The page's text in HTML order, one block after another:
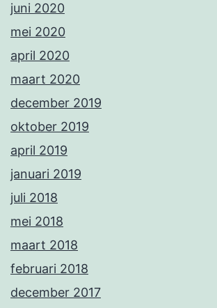
juni 2020
mei 2020
april 2020
maart 2020
december 2019
oktober 2019
april 2019
januari 2019
juli 2018
mei 2018
maart 2018
februari 2018
december 2017